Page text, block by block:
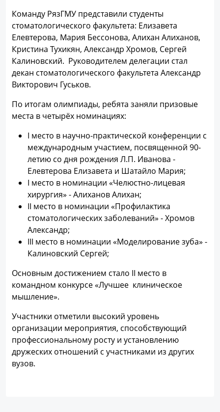
Команду РязГМУ представили студенты
стоматологического факультета: Елизавета
Елевтерова, Мария Бессонова, Алихан Алиханов,
Кристина Тухикян, Александр Хромов, Сергей
Калиновский. Руководителем делегации стал
декан стоматологического факультета Александр
Викторович Гуськов.
По итогам олимпиады, ребята заняли призовые
места в четырёх номинациях:
I место в научно-практической конференции с
международным участием, посвященной 90-
летию со дня рождения Л.П. Иванова -
Елевтерова Елизавета и Шатайло Мария;
I место в номинации «Челюстно-лицевая
хирургия» - Алиханов Алихан;
II место в номинации «Профилактика
стоматологических заболеваний» - Хромов
Александр;
III место в номинации «Моделирование зуба» -
Калиновский Сергей;
Основным достижением стало II место в
командном конкурсе «Лучшее клиническое
мышление».
Участники отметили высокий уровень
организации мероприятия, способствующий
профессиональному росту и установлению
дружеских отношений с участниками из других
вузов.